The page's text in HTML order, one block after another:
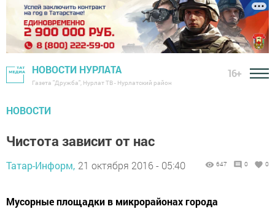
НОВОСТИ НУРЛАТА
Газета "Дружба", Нурлат ТВ - Нурлатский район
16+
НОВОСТИ
Чистота зависит от нас
Татар-Информ, 21 октября 2016 - 05:40 647 0 0
Мусорные площадки в микрорайонах города